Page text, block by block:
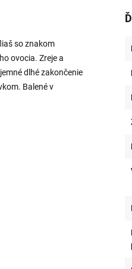
so znakom
ovocia. Zreje a
dlhé zakončenie
Balené v